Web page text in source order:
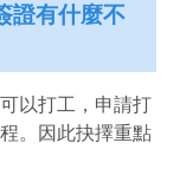
證有什麼不
以打工，申請打
。因此抉擇重點